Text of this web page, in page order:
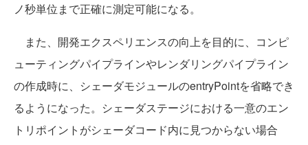
ノ秒単位まで正確に測定可能になる。
また、開発エクスペリエンスの向上を目的に、コンピ
ューティングパイプラインやレンダリングパイプライン
の作成時に、シェーダモジュールのentryPointを省略でき
るようになった。シェーダステージにおける一意のエン
トリポイントがシェーダコード内に見つからない場合